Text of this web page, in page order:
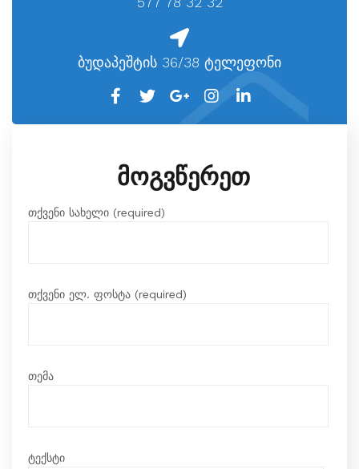
ბუდაპეშტის 36/38 ტელეფონი
მოგვწერეთ
თქვენი სახელი (required)
თქვენი ელ. ფოსტა (required)
თემა
ტექსტი